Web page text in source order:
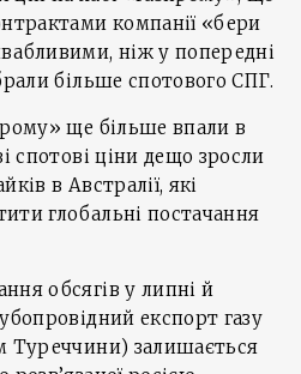
компанії «бери
ніж у попередні
більше спотового СПГ.
ще більше впали в
спотові ціни дещо зросли
в Австралії, які
глобальні постачання
обсягів у липні й
експорт газу
Туреччини) залишається